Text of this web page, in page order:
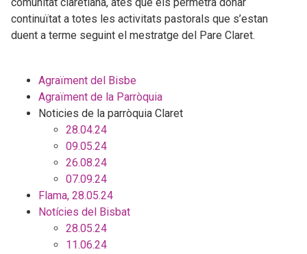
continuïtat a totes les activitats pastorals que s’estan
duent a terme seguint el mestratge del Pare Claret.
Agraïment del Bisbe
Agraïment de la Parròquia
Noticies de la parròquia Claret
28.04.24
09.05.24
26.08.24
07.09.24
Flama, 28.05.24
Notícies del Bisbat
28.05.24
11.06.24